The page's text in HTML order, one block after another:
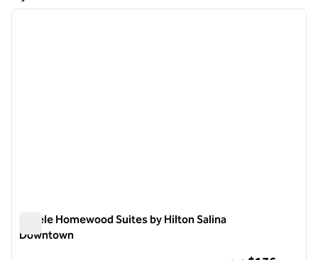
Wyświetlanie 5 hotelu
1 z 12
Hotele Homewood Suites by Hilton Salina
Downtown